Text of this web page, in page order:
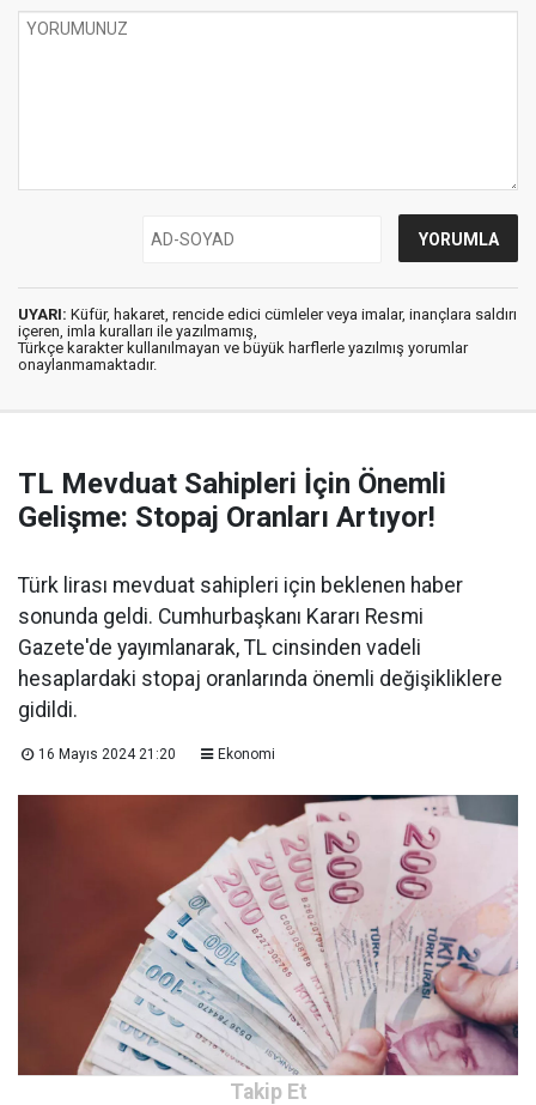
UYARI: Küfür, hakaret, rencide edici cümleler veya imalar, inançlara saldırı
içeren, imla kuralları ile yazılmamış,
Türkçe karakter kullanılmayan ve büyük harflerle yazılmış yorumlar
onaylanmamaktadır.
TL Mevduat Sahipleri İçin Önemli
Gelişme: Stopaj Oranları Artıyor!
Türk lirası mevduat sahipleri için beklenen haber
sonunda geldi. Cumhurbaşkanı Kararı Resmi
Gazete'de yayımlanarak, TL cinsinden vadeli
hesaplardaki stopaj oranlarında önemli değişikliklere
gidildi.
16 Mayıs 2024 21:20 Ekonomi